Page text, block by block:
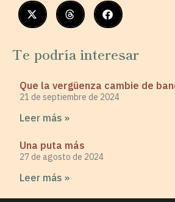
Te podría interesar
Que la vergüenza cambie de
21 de septiembre de 2024
Leer más »
Una puta más
27 de agosto de 2024
Leer más »